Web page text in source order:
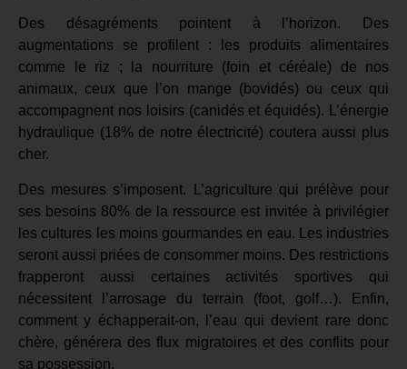
Des désagréments pointent à l’horizon. Des
augmentations se profilent : les produits alimentaires
comme le riz ; la nourriture (foin et céréale) de nos
animaux, ceux que l’on mange (bovidés) ou ceux qui
accompagnent nos loisirs (canidés et équidés). L’énergie
hydraulique (18% de notre électricité) coutera aussi plus
cher.
Des mesures s’imposent. L’agriculture qui prélève pour
ses besoins 80% de la ressource est invitée à privilégier
les cultures les moins gourmandes en eau. Les industries
seront aussi priées de consommer moins. Des restrictions
frapperont aussi certaines activités sportives qui
nécessitent l’arrosage du terrain (foot, golf…). Enfin,
comment y échapperait-on, l’eau qui devient rare donc
chère, générera des flux migratoires et des conflits pour
sa possession.